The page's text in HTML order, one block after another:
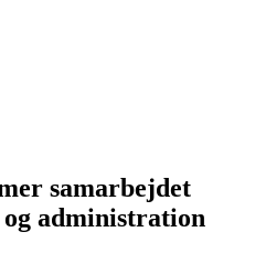
samarbejdet
administration